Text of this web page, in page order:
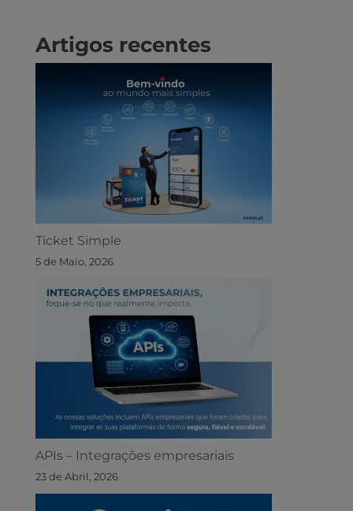
Artigos recentes
Ticket Simple
5 de Maio, 2026
APIs – Integrações empresariais
23 de Abril, 2026